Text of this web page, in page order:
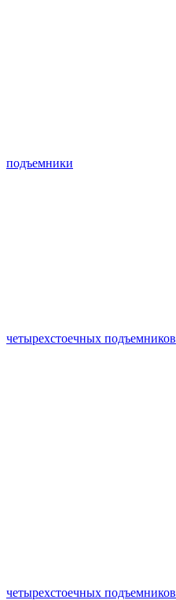
подъемники
четырехстоечных подъемников
четырехстоечных подъемников